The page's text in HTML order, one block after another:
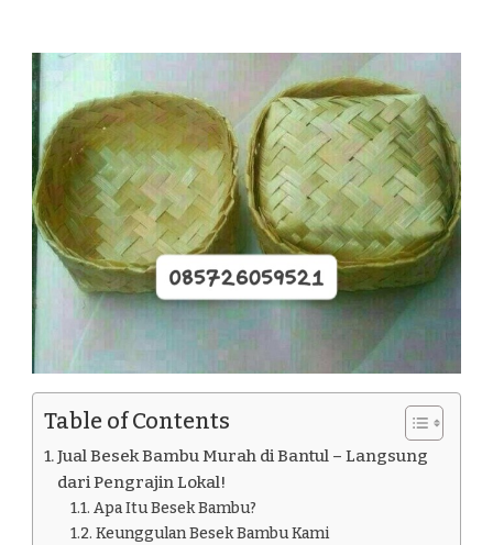
BAMBU
TERMURAH
DI
BANTUL
Table of Contents
Jual Besek Bambu Murah di Bantul – Langsung
dari Pengrajin Lokal!
Apa Itu Besek Bambu?
Keunggulan Besek Bambu Kami